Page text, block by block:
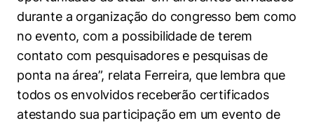
durante a organização do congresso bem como
no evento, com a possibilidade de terem
contato com pesquisadores e pesquisas de
ponta na área”, relata Ferreira, que lembra que
todos os envolvidos receberão certificados
atestando sua participação em um evento de